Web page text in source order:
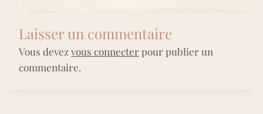
Laisser un commentaire
Vous devezvous connecterpour publier un
commentaire.